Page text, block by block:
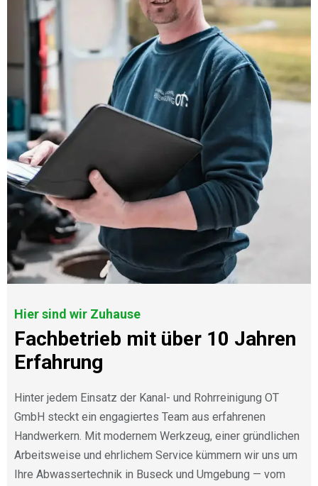
Hier sind wir Zuhause
Fachbetrieb mit über 10 Jahren
Erfahrung
Hinter jedem Einsatz der Kanal- und Rohrreinigung OT
GmbH steckt ein engagiertes Team aus erfahrenen
Handwerkern. Mit modernem Werkzeug, einer gründlichen
Arbeitsweise und ehrlichem Service kümmern wir uns um
Ihre Abwassertechnik in Buseck und Umgebung — vom